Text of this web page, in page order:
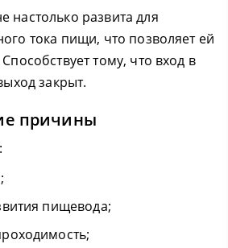
развита для
тока пищи, что позволяет ей
тому, что вход в
закрыт.
причины
пищевода;